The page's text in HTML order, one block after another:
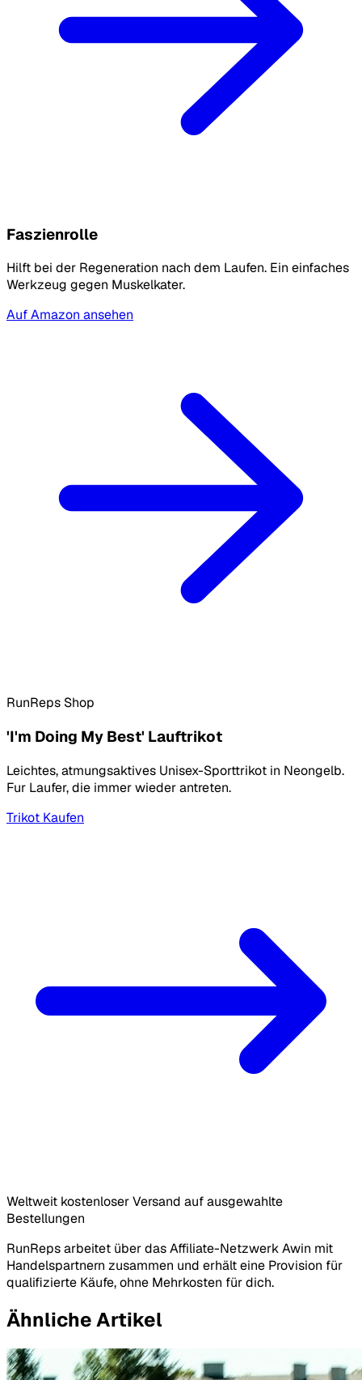
Faszienrolle
Hilft bei der Regeneration nach dem Laufen. Ein einfaches
Werkzeug gegen Muskelkater.
Auf Amazon ansehen
RunReps Shop
'I'm Doing My Best' Lauftrikot
Leichtes, atmungsaktives Unisex-Sporttrikot in Neongelb.
Fur Laufer, die immer wieder antreten.
Trikot Kaufen
Weltweit kostenloser Versand auf ausgewahlte
Bestellungen
RunReps arbeitet über das Affiliate-Netzwerk Awin mit
Handelspartnern zusammen und erhält eine Provision für
qualifizierte Käufe, ohne Mehrkosten für dich.
Ähnliche Artikel